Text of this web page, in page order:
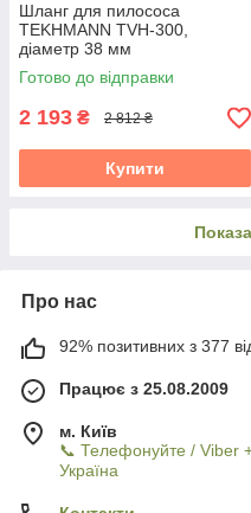
Шланг для пилососа
TEKHMANN TVH-300,
діаметр 38 мм
Готово до відправки
2 193 ₴ 2 812 ₴
Купити
Про нас
92% позитивних з 377
Працює з 25.08.2009
м. Київ
📞 Телефонуйте / Viber
Україна